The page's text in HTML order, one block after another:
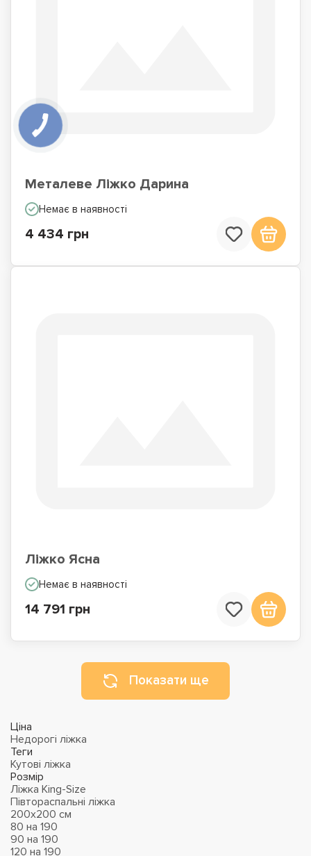
Металеве Ліжко Дарина
Немає в наявності
4 434 грн
Ліжко Ясна
Немає в наявності
14 791 грн
Показати ще
Ціна
Недорогі ліжка
Теги
Кутові ліжка
Розмір
Ліжка King-Size
Півтораспальні ліжка
200х200 см
80 на 190
90 на 190
120 на 190